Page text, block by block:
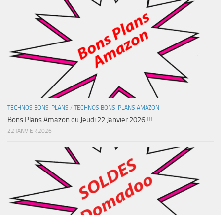
TECHNOS BONS-PLANS / TECHNOS BONS-PLANS AMAZON
Bons Plans Amazon du Jeudi 22 Janvier 2026 !!!
22 JANVIER 2026